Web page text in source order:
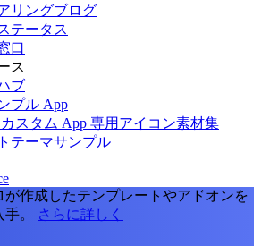
リングブログ
テータス
口
ス
ブ
プル App
カスタム App 専用アイコン素材集
テーマサンプル
が作成したテンプレートやアドオンを
。
さらに詳しく